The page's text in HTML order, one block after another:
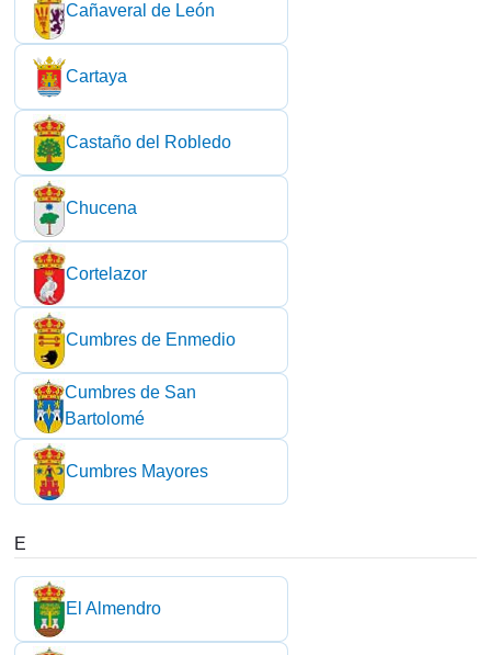
Cañaveral de León
Cartaya
Castaño del Robledo
Chucena
Cortelazor
Cumbres de Enmedio
Cumbres de San
Bartolomé
Cumbres Mayores
E
El Almendro